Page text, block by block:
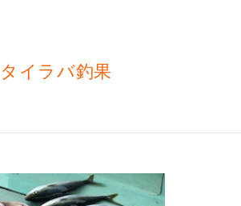
イラバ釣果